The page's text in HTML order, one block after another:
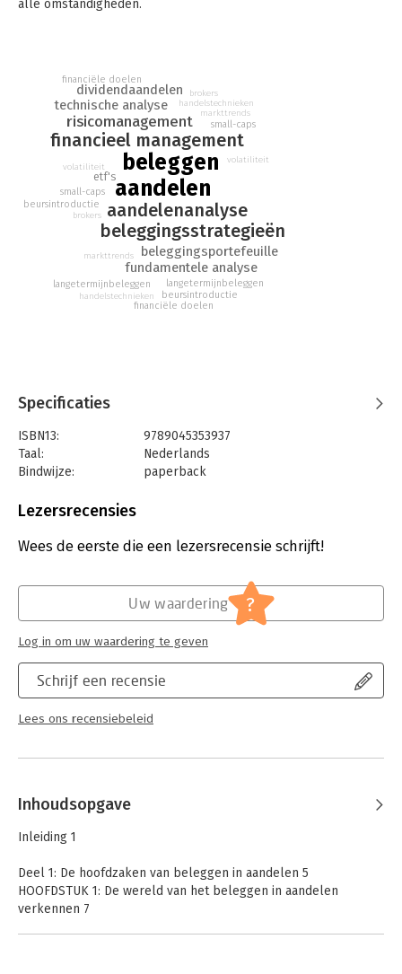
alle omstandigheden.
laten zien hoe je het maximale uit je beleggingsportefeuille
beleggen
aandelen
aandelenanalyse
financieel management
beleggingsstrategieën
risicomanagement
beleggingsportefeuille
fundamentele analyse
technische analyse
dividendaandelen
etf's
handelstechnieken
langetermijnbeleggen
markttrends
beursintroductie
small-caps
financiële doelen
volatiliteit
brokers
handelstechnieken
langetermijnbeleggen
markttrends
beursintroductie
small-caps
financiële doelen
volatiliteit
brokers
Specificaties
ISBN13:
9789045353937
Taal:
Nederlands
Bindwijze:
paperback
Uitgever:
Verschijningsdatum:
14-12-2017
Dummies (Nederlandstalig)
Lezersrecensies
Wees de eerste die een lezersrecensie schrijft!
Schrijf een recensie
Lees ons recensiebeleid
Uw waardering ?
Log in om uw waardering te geven
Inhoudsopgave
Inleiding 1
Deel 1: De hoofdzaken van beleggen in aandelen 5
HOOFDSTUK 1: De wereld van het beleggen in aandelen
verkennen 7